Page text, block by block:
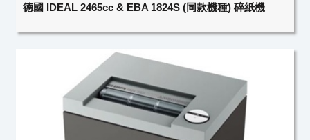
德國 IDEAL 2465cc & EBA 1824S (同款機種) 碎紙機